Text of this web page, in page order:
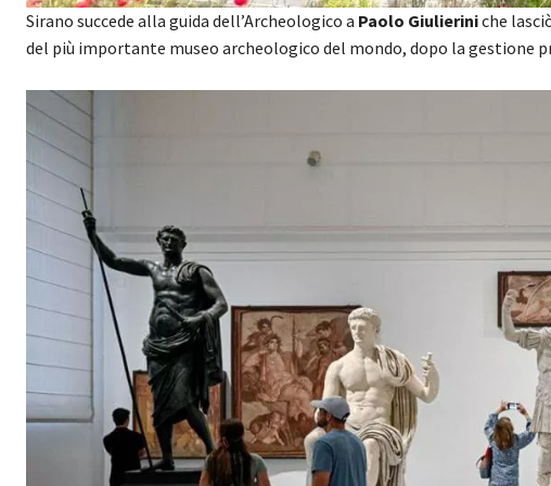
Sirano succede alla guida dell’Archeologico a Paolo Giulieriniche
del più importante museo archeologico del mondo, dopo la gestione